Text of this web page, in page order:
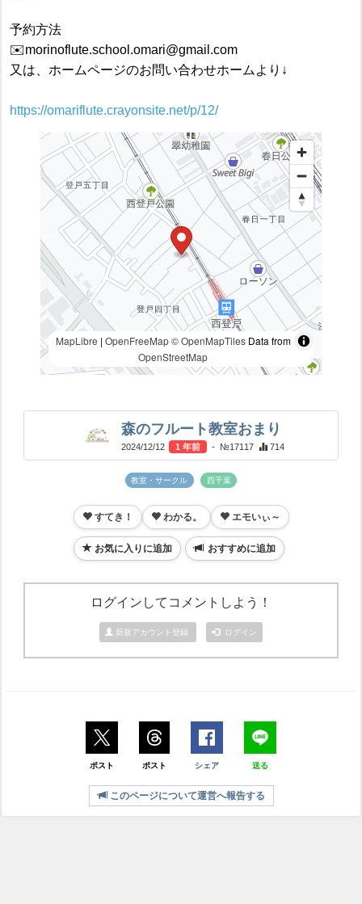
予約方法
✉️morinoflute.school.omari@gmail.com
又は、ホームページのお問い合わせホームより↓
https://omariflute.crayonsite.net/p/12/
MapLibre | OpenFreeMap © OpenMapTilesData from
OpenStreetMap
森のフルート教室おまり
2024/12/12 1 年前 - №17117 714
教室・サークル 西千葉
すてき！ わかる。 エモいぃ～
お気に入りに追加 おすすめに追加
ログインしてコメントしよう！
新規アカウント登録 ログイン
ポスト ポスト シェア 送る
このページについて運営へ報告する